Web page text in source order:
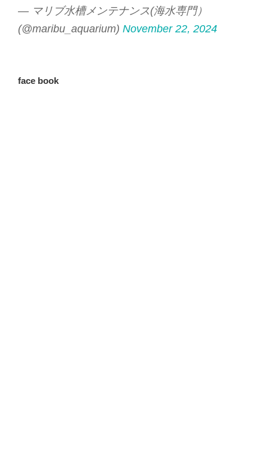
— マリブ水槽メンテナンス(海水専門）
(@maribu_aquarium) November 22, 2024
face book